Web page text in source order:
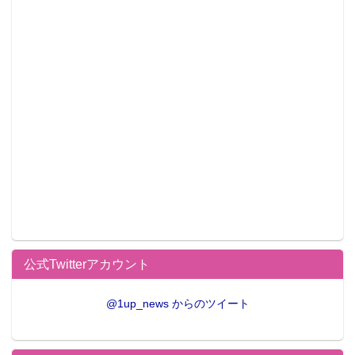
公式Twitterアカウント
@1up_news からのツイート